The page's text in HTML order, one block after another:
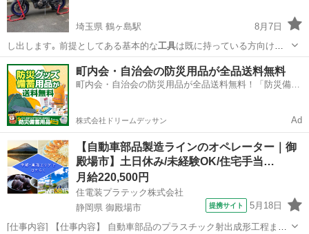
埼玉県 鶴ヶ島駅
8月7日
し出します｡ 前提としてある基本的な工具は既に持っている方向けの
内容となります…
埼玉 川越市 鶴ヶ島駅 貸したい 各種
町内会・自治会の防災用品が全品送料無料
町内会・自治会の防災用品が全品送料無料！「防災備蓄
株式会社ドリームデッサン Ad
【自動車部品製造ラインのオペレーター｜御
殿場市】土日休み/未経験OK/住宅手当…
月給220,500円
住電装プラテック株式会社
静岡県 御殿場市
提携サイト 5月18日
[仕事内容] 【仕事内容】 自動車部品のプラスチック射出成形工程また